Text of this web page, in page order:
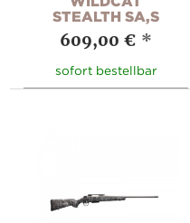
STEALTH SA,S
609,00 € *
sofort bestellbar